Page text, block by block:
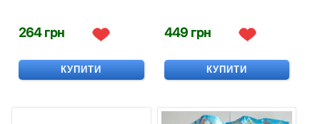
264 грн
КУПИТИ
449 грн
КУПИТИ